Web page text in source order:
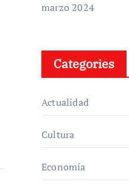
marzo 2024
Categories
Actualidad
Cultura
Economía